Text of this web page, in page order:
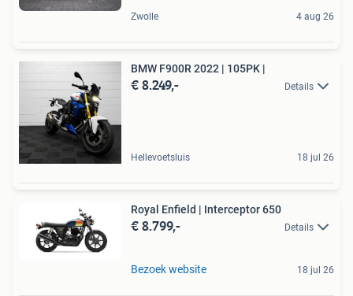
Zwolle 4 aug 26
BMW F900R 2022 | 105PK |
€ 8.249,- Details
Hellevoetsluis 18 jul 26
Royal Enfield | Interceptor 650
€ 8.799,- Details
Bezoek website 18 jul 26